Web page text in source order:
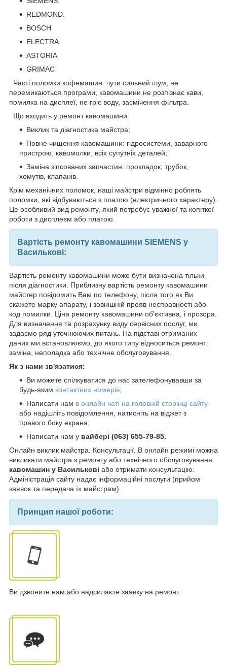
REDMOND.
BOSCH
ELECTRA
ASTORIA
GRIMAC
Часті поломки кофемашин: чути сильний шум, не
перемикаються програми, кавомашини не розпізнає кави,
помилка на дисплеї, не гріє воду, засмічення фільтра.
Що входить у ремонт кавомашини:
Виклик та діагностика майстра;
Повне чищення кавомашини: гідросистеми, заварного
пристрою, кавомолки, всіх супутніх деталей;
Заміна зіпсованих запчастин: прокладок, трубок,
хомутів, клапанів.
Крім механічних поломок, наші майстри відмінно роблять
поломки, які відбуваються з платою (електричного характеру).
Це особливий вид ремонту, який потребує уважної та копіткої
роботи з дисплеєм або платою.
Вартість ремонту кавомашини SIEMENS у
Василькові:
Вартість ремонту кавомашини може бути визначена тільки
після діагностики. Приблизну вартість ремонту кавомашини
майстер повідомить Вам по телефону, після того як Ви
скажете марку апарату, і зовнішній прояв несправності або
код помилки. Ціна ремонту кавомашини об'єктивна, і прозора.
Для визначення та розрахунку виду сервісних послуг, ми
задаємо ряд уточнюючих питань. На підставі отриманих
даних ми встановлюємо, до якого типу відноситься ремонт:
заміна, неполадка або технічне обслуговування.
Як з нами зв'язатися:
Ви можете спілкуватися до нас зателефонувавши за
будь-яким контактних номерів;
Написати нам в онлайн чаті на головній сторінці сайту
або надішліть повідомлення, натисніть на віджет з
правого боку екрана;
Написати нам у вайбері (063) 655-79-85.
Онлайн виклик майстра. Консультації. В онлайн режимі можна
викликати майстра з ремонту або технічного обслуговування
кавомашин у Василькові або отримати консультацію.
Адміністрація сайту надає інформаційні послуги (прийом
заявок та передача їх майстрам)
Принцип нашої роботи:
Ви дзвоните нам або надсилаєте заявку на ремонт.